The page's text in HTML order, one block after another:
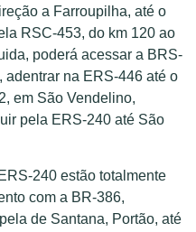
a Farroupilha, até o
RSC-453, do km 120 ao
poderá acessar a BRS-
na ERS-446 até o
em São Vendelino,
pela ERS-240 até São
240 estão totalmente
com a BR-386,
de Santana, Portão, até